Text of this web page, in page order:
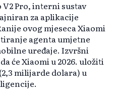
Pro, interni sustav
za aplikacije
ovog mjeseca Xiaomi
agenta umjetne
uređaje. Izvršni
će Xiaomi u 2026. uložiti
milijarde dolara) u